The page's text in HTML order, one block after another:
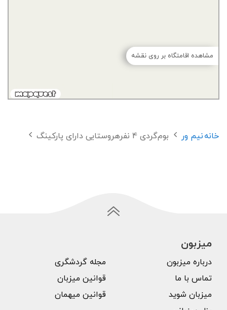
مشاهده اقامتگاه بر روی نقشه
خانهنیم ور بوم‌گردی 4 نفرهروستایی دارای پارکینگ
میزبون
درباره میزبون
تماس با ما
میزبان شوید
مجله گردشگری
قوانین میزبان
قوانین میهمان